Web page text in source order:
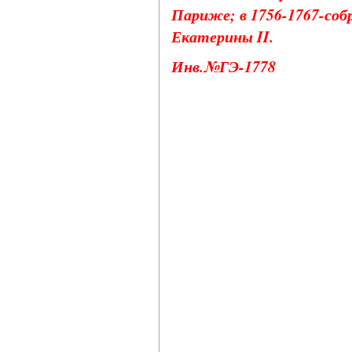
Париже; в 1756-1767-
Екатерины II.
Инв.№ГЭ-1778